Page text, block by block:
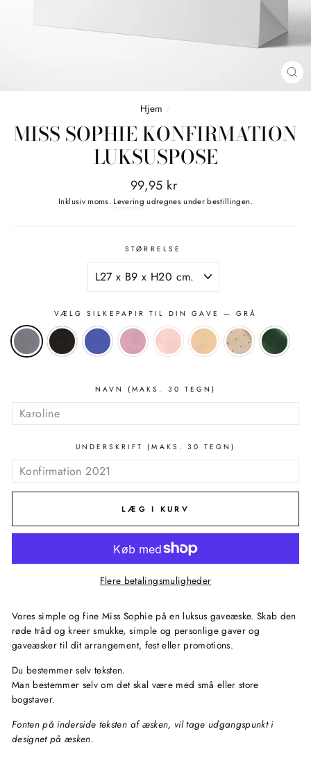
Hjem /
MISS SOPHIE KONFIRMATION
LUKSUSPOSE
Normalpris
99,95 kr
Inklusiv moms. Levering udregnes under bestillingen.
STØRRELSE
VÆLG SILKEPAPIR TIL DIN GAVE — GRÅ
NAVN (MAKS. 30 TEGN)
UNDERSKRIFT (MAKS. 30 TEGN)
LÆG I KURV
Flere betalingsmuligheder
Vores simple og fine Miss Sophie på en luksus gaveæske. Skab den
røde tråd og kreer smukke, simple og personlige gaver og
gaveæsker til dit arrangement, fest eller promotions.
Du bestemmer selv teksten.
Man bestemmer selv om det skal være med små eller store
bogstaver.
Fonten på inderside teksten af æsken, vil tage udgangspunkt i
designet på æsken.